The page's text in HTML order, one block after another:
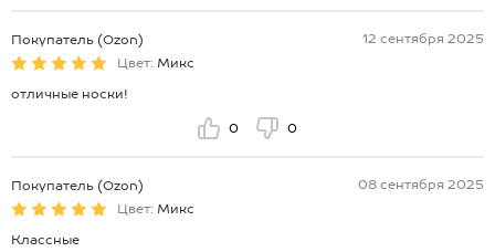
Покупатель (Ozon)
12 сентября 2025
Цвет: Микс
отличные носки!
0 0
Покупатель (Ozon)
08 сентября 2025
Цвет: Микс
Классные